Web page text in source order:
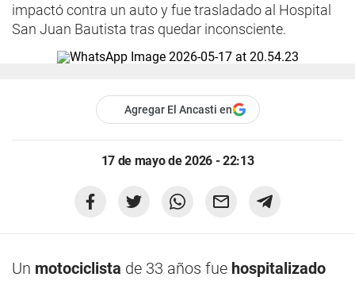
impactó contra un auto y fue trasladado al Hospital
San Juan Bautista tras quedar inconsciente.
Agregar El Ancasti en
17 de mayo de 2026 - 22:13
Un motociclista de 33 años fue hospitalizado